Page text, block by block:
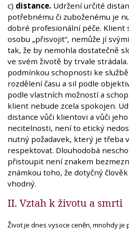
c) distance. Udržení určité
potřebnému či zuboženému je
dobré profesionální péče. Klient
osobu „přisvojit“, nemůže jí
tak, že by nemohla dostatečně
ve svém životě by trvale strádala.
podmínkou schopnosti ke
rozdělení času a sil podle
podle vlastních možností a
klient nebude zcela spokojen.
distance vůči klientovi a vůči
necitelnosti, není to etický
nutný požadavek, který je třeba
respektovat. Dlouhodobá
přistoupit není znakem
známkou toho, že dotyčný
vhodný.
II. Vztah k životu a smrti
Život je dnes vysoce ceněn, mnohdy